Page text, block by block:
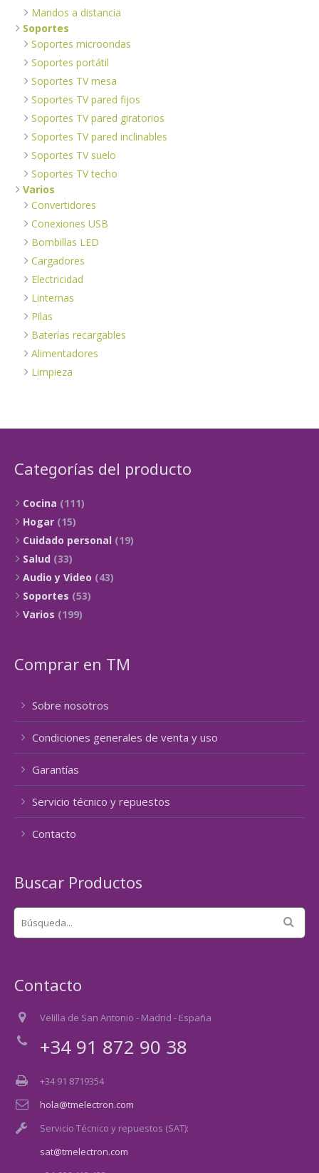
Mandos a distancia
Soportes
Soportes microondas
Soportes portátil
Soportes TV mesa
Soportes TV pared fijos
Soportes TV pared giratorios
Soportes TV pared inclinables
Soportes TV suelo
Soportes TV techo
Varios
Convertidores
Conexiones USB
Bombillas LED
Cargadores
Electricidad
Linternas
Pilas
Baterías recargables
Alimentadores
Limpieza
Categorías del producto
Cocina (111)
Hogar (15)
Cuidado personal (19)
Salud (33)
Audio y Video (43)
Soportes (53)
Varios (199)
Comprar en TM
Sobre nosotros
Condiciones generales de venta y uso
Garantías
Servicio técnico y repuestos
Contacto
Buscar Productos
Contacto
Velilla de San Antonio - Madrid - España
+34 91 872 90 38
+34 91 8719354
hola@tmelectron.com
Servicio Técnico y repuestos (SAT):
sat@tmelectron.com